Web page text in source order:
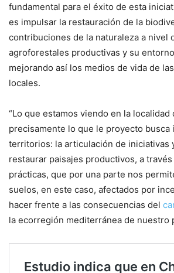
fundamental para el éxito de esta
es impulsar la restauración de la
contribuciones de la naturaleza a nivel
agroforestales productivas y su
mejorando así los medios de vida de
locales.
“Lo que estamos viendo en la localidad
precisamente lo que le proyecto busca
territorios: la articulación de iniciativas
restaurar paisajes productivos, a
prácticas, que por una parte nos
suelos, en este caso, afectados por
hacer frente a las consecuencias del
la ecorregión mediterránea de nuestro